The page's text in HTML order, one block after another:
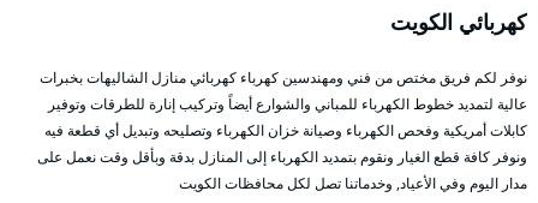
كهربائي الكويت
نوفر لكم فريق مختص من فني ومهندسين كهرباء كهربائي منازل الشاليهات بخبرات
عالية لتمديد خطوط الكهرباء للمباني والشوارع أيضاً وتركيب إنارة للطرقات وتوفير
كابلات أمريكية وفحص الكهرباء وصيانة خزان الكهرباء وتصليحه وتبديل أي قطعة فيه
ونوفر كافة قطع الغيار ونقوم بتمديد الكهرباء إلى المنازل بدقة وبأقل وقت نعمل على
مدار اليوم وفي الأعياد, وخدماتنا تصل لكل محافظات الكويت